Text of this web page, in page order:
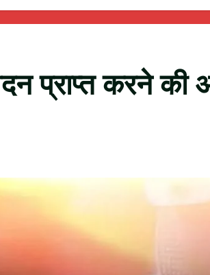
प्राप्त करने की